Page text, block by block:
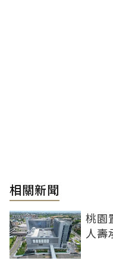
相關新聞
桃園
人壽